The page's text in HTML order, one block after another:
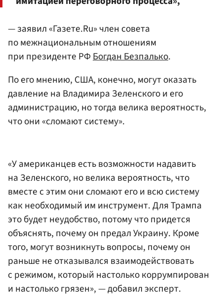
— заявил «Газете.Ru» член совета
по межнациональным отношениям
при президенте РФБогдан Безпалько.
По его мнению, США, конечно, могут оказать
давление на Владимира Зеленского и его
администрацию, но тогда велика вероятность,
что они «сломают систему».
«У американцев есть возможности надавить
на Зеленского, но велика вероятность, что
вместе с этим они сломают его и всю систему
как необходимый им инструмент. Для Трампа
это будет неудобство, потому что придется
объяснять, почему он предал Украину. Кроме
того, могут возникнуть вопросы, почему он
раньше не отказывался взаимодействовать
с режимом, который настолько коррумпирован
и настолько грязен», — добавил эксперт.